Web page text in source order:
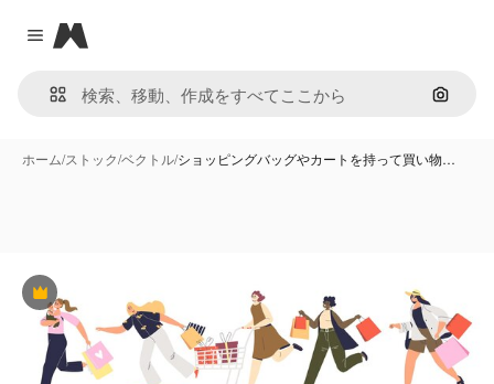
Close menu
Magnific
画像で
ホーム/ストック/ベクトル/ショッピングバッグやカートを持って買い物…
Premium